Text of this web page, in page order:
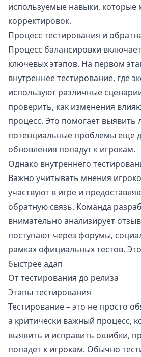
используемые навыки, которые
корректировок.
Процесс тестирования и
Процесс балансировки
ключевых этапов. На первом
внутреннее тестирование, где
используют различные
проверить, как изменения
процесс. Это помогает выявить
потенциальные проблемы еще
обновления попадут к игрокам.
Однако внутреннего
Важно учитывать мнения
участвуют в игре и
обратную связь. Команда
внимательно анализирует
поступают через форумы,
рамках официальных тестов.
быстрее адап
От тестирования до релиза
Этапы тестирования
Тестирование – это не просто
а критически важный процесс,
выявить и исправить ошибки,
попадет к игрокам. Обычно